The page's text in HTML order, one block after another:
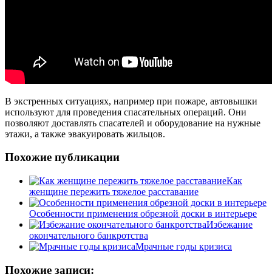
В экстренных ситуациях, например при пожаре, автовышки
используют для проведения спасательных операций. Они
позволяют доставлять спасателей и оборудование на нужные
этажи, а также эвакуировать жильцов.
Похожие публикации
Как
женщине пережить тяжелое расставание
Особенности применения обрезной доски в интерьере
Избежание
окончательного банкротства
Мрачные годы кризиса
Похожие записи: